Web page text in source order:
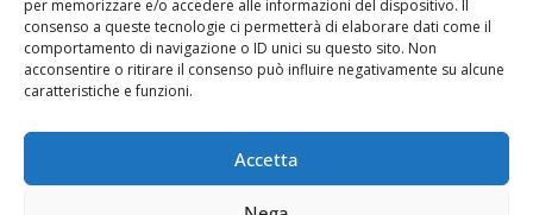
per memorizzare e/o accedere alle informazioni del dispositivo. Il
consenso a queste tecnologie ci permetterà di elaborare dati come il
comportamento di navigazione o ID unici su questo sito. Non
acconsentire o ritirare il consenso può influire negativamente su alcune
caratteristiche e funzioni.
Accetta
Aut. del tribunale di Catania n.23/2011 del 20/09/2011 Dir.
Resp. Riccardo Orioles.
Associazione Culturale I Siciliani Giovani
via Randazzo 27 Catania